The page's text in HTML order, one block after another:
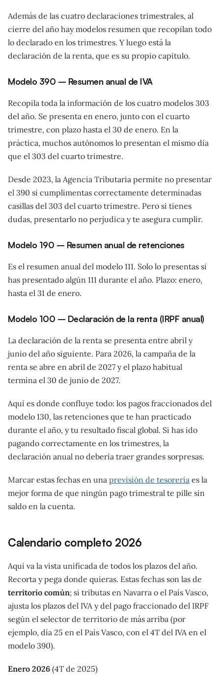
Además de las cuatro declaraciones trimestrales, al
cierre del año hay modelos resumen que recopilan todo
lo declarado en los trimestres. Y luego está la
declaración de la renta, que es su propio capítulo.
Modelo 390 – Resumen anual de IVA
Recopila toda la información de los cuatro modelos 303
del año. Se presenta en enero, junto con el cuarto
trimestre, con plazo hasta el 30 de enero. En la
práctica, muchos autónomos lo presentan el mismo día
que el 303 del cuarto trimestre.
Desde 2023, la Agencia Tributaria permite no presentar
el 390 si cumplimentas correctamente determinadas
casillas del 303 del cuarto trimestre. Pero si tienes
dudas, presentarlo no perjudica y te asegura cumplir.
Modelo 190 – Resumen anual de retenciones
Es el resumen anual del modelo 111. Solo lo presentas si
has presentado algún 111 durante el año. Plazo: enero,
hasta el 31 de enero.
Modelo 100 – Declaración de la renta (IRPF anual)
La declaración de la renta se presenta entre abril y
junio del año siguiente. Para 2026, la campaña de la
renta se abre en abril de 2027 y el plazo habitual
termina el 30 de junio de 2027.
Aquí es donde confluye todo: los pagos fraccionados del
modelo 130, las retenciones que te han practicado
durante el año, y tu resultado fiscal global. Si has ido
pagando correctamente en los trimestres, la
declaración anual no debería traer grandes sorpresas.
Marcar estas fechas en una previsión de tesorería es la
mejor forma de que ningún pago trimestral te pille sin
saldo en la cuenta.
Calendario completo 2026
Aquí va la vista unificada de todos los plazos del año.
Recorta y pega donde quieras. Estas fechas son las de
territorio común; si tributas en Navarra o el País Vasco,
ajusta los plazos del IVA y del pago fraccionado del IRPF
según el selector de territorio de más arriba (por
ejemplo, día 25 en el País Vasco, con el 4T del IVA en el
modelo 390).
Enero 2026 (4T de 2025)